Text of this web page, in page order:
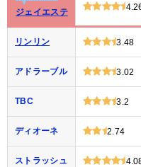
ジェイエステ
リンリン 3.48
アドラーブル 3.02
TBC 3.2
ディオーネ 2.74
ストラッシュ